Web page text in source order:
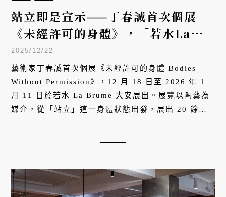
站立即是宣示——丁春誠首次個展
《未經許可的身體》，「若水La
Brume大安」展出存在的姿態
2025/12/22
藝術家丁春誠首次個展《未經許可的身體 Bodies
Without Permission》，12 月 18 日至 2026 年 1
月 11 日於若水 La Brume 大安展出。展覽以陶藝為
媒介，從「站立」這一身體狀態出發，展出 20 餘件